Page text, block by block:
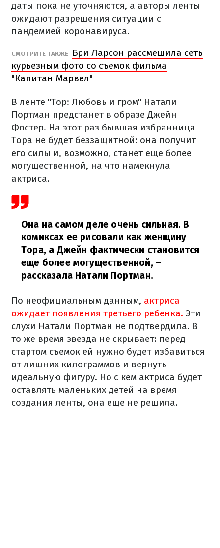
даты пока не уточняются, а авторы ленты
ожидают разрешения ситуации с
пандемией коронавируса.
СМОТРИТЕ ТАКЖЕ
Бри Ларсон рассмешила сеть
курьезным фото со съемок фильма
"Капитан Марвел"
В ленте "Тор: Любовь и гром" Натали
Портман предстанет в образе Джейн
Фостер. На этот раз бывшая избранница
Тора не будет беззащитной: она получит
его силы и, возможно, станет еще более
могущественной, на что намекнула
актриса.
Она на самом деле очень сильная. В
комиксах ее рисовали как женщину
Тора, а Джейн фактически становится
еще более могущественной, –
рассказала Натали Портман.
По неофициальным данным, актриса
ожидает появления третьего ребенка. Эти
слухи Натали Портман не подтвердила. В
то же время звезда не скрывает: перед
стартом съемок ей нужно будет избавиться
от лишних килограммов и вернуть
идеальную фигуру. Но с кем актриса будет
оставлять маленьких детей на время
создания ленты, она еще не решила.